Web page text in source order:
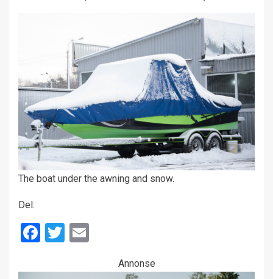
The boat under the awning and snow.
Del:
Facebook
Twitter
Annonse